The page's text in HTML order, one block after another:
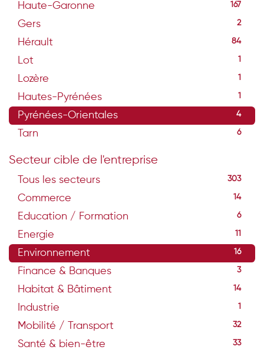
Haute-Garonne 167
Gers 2
Hérault 84
Lot 1
Lozère 1
Hautes-Pyrénées 1
Pyrénées-Orientales 4
Tarn 6
Secteur cible de l'entreprise
Tous les secteurs 303
Commerce 14
Education / Formation 6
Energie 11
Environnement 16
Finance & Banques 3
Habitat & Bâtiment 14
Industrie 1
Mobilité / Transport 32
Santé & bien-être 33